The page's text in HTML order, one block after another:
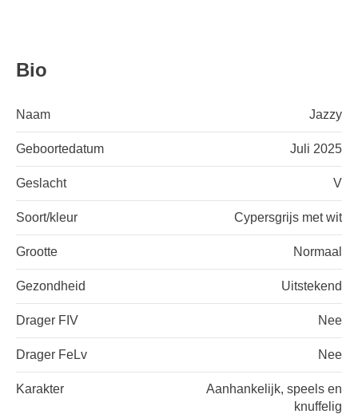
Bio
Naam Jazzy
Geboortedatum Juli 2025
Geslacht V
Soort/kleur Cypersgrijs met wit
Grootte Normaal
Gezondheid Uitstekend
Drager FIV Nee
Drager FeLv Nee
Karakter
Aanhankelijk, speels en
knuffelig